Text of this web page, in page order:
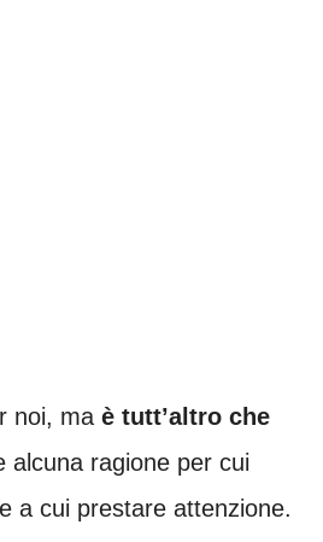
noi, ma è tutt’altro che
alcuna ragione per cui
a cui prestare attenzione.